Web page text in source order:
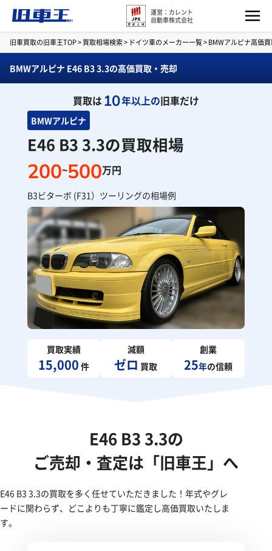
運営：カレント
自動車株式会社
旧車買取の旧車王TOP>買取相場検索> ドイツ車のメーカー一覧>BMWアルピナ高価
BMWアルピナ E46 B3 3.3の高価買取・売却
買取は10年以上の旧車だけ
BMWアルピナ
E46 B3 3.3の買取相場
200~500万円
B3ビターボ (F31）ツーリングの相場例
買取実績
15,000 件
減額
ゼロ 買取
創業
25年の信頼
E46 B3 3.3の
ご売却・査定は「旧車王」へ
E46 B3 3.3の買取を多く任せていただきました！年式やグレ
ードに関わらず、どこよりも丁寧に鑑定し高価買取いたしま
す。